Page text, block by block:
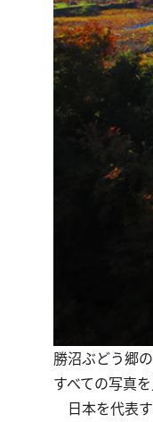
勝沼ぶどう郷
すべての写真
日本を代表